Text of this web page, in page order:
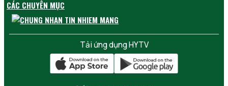
CÁC CHUYÊN MỤC
Tải ứng dụng HYTV